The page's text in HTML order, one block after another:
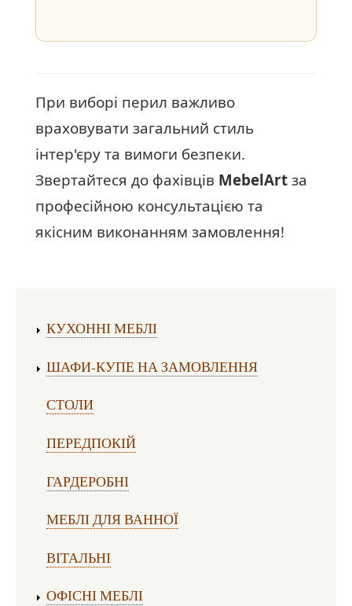
При виборі перил важливо
враховувати загальний стиль
інтер'єру та вимоги безпеки.
Звертайтеся до фахівців MebelArtза
професійною консультацією та
якісним виконанням замовлення!
КУХОННІ МЕБЛІ
ШАФИ-КУПЕ НА ЗАМОВЛЕННЯ
СТОЛИ
ПЕРЕДПОКІЙ
ГАРДЕРОБНІ
МЕБЛІ ДЛЯ ВАННОЇ
ВІТАЛЬНІ
ОФІСНІ МЕБЛІ